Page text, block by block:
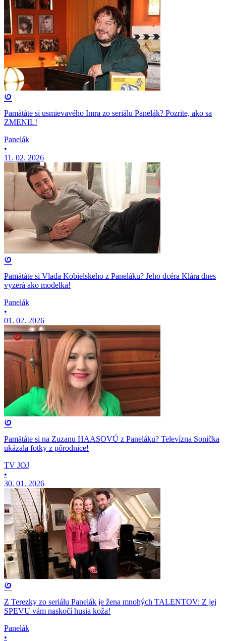
Pamätáte si usmievavého Imra zo seriálu Panelák? Pozrite, ako sa
ZMENIL!
Panelák
•
11. 02. 2026
Pamätáte si Vlada Kobielskeho z Paneláku? Jeho dcéra Klára dnes
vyzerá ako modelka!
Panelák
•
01. 02. 2026
Pamätáte si na Zuzanu HAASOVÚ z Paneláku? Televízna Sonička
ukázala fotky z pôrodnice!
TV JOJ
•
30. 01. 2026
Z Terezky zo seriálu Panelák je žena mnohých TALENTOV: Z jej
SPEVU vám naskočí husia koža!
Panelák
•